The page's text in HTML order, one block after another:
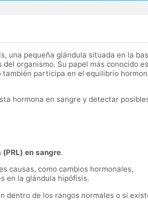
una pequeña glándula situada en la
organismo. Su papel más conocido
también participa en el equilibrio
hormona en sangre y detectar
en sangre.
causas, como cambios hormonales,
en la glándula hipófisis.
dentro de los rangos normales o si